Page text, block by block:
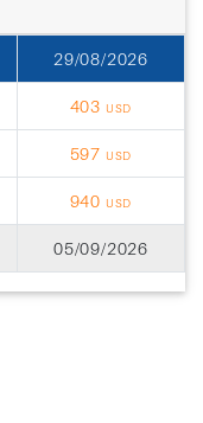
29/08/2026
403 USD
597 USD
940 USD
05/09/2026